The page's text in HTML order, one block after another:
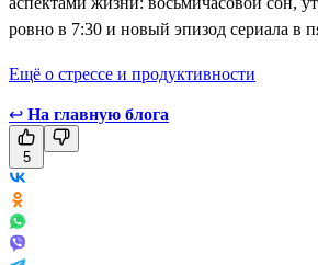
ровно в 7:30 и новый эпизод сериала в
Ещё о стрессе и продуктивности
↩ На главную блога
5